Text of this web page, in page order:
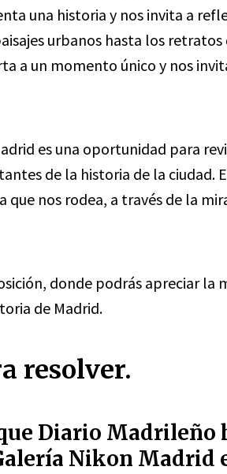
una historia y nos invita a
urbanos hasta los retratos
a un momento único y nos
es una oportunidad para
de la historia de la ciudad.
que nos rodea, a través de la
donde podrás apreciar la
de Madrid.
resolver.
Diario Madrileño
Nikon Madrid